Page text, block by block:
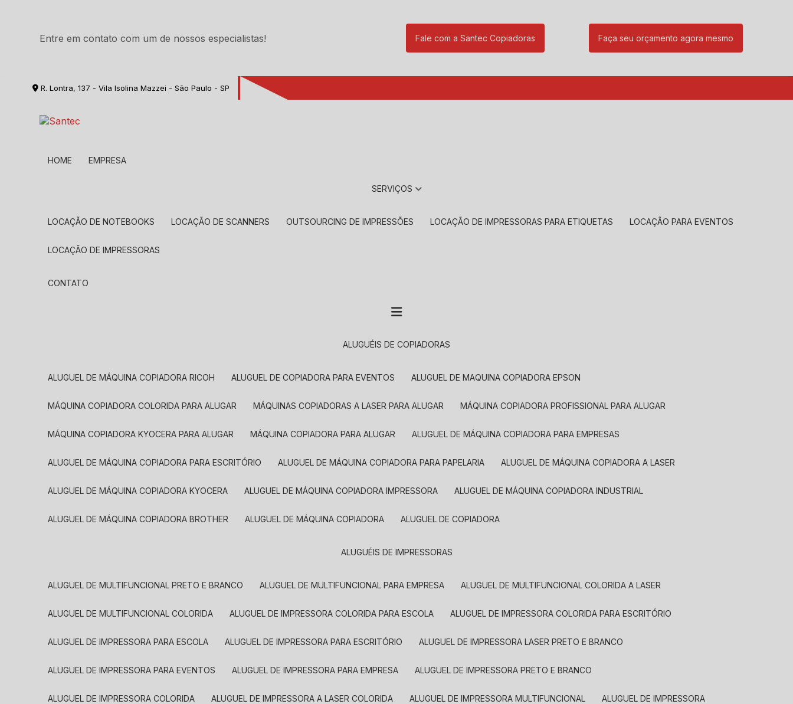
Entre em contato com um de nossos especialistas! Fale com a Santec Copiadoras Faça seu orçamento agora mesmo
R. Lontra, 137 - Vila Isolina Mazzei - São Paulo - SP
HOME EMPRESA
SERVIÇOS
LOCAÇÃO DE NOTEBOOKS LOCAÇÃO DE SCANNERS OUTSOURCING DE IMPRESSÕES LOCAÇÃO DE IMPRESSORAS PARA ETIQUETAS LOCAÇÃO PARA EVENTOS
LOCAÇÃO DE IMPRESSORAS
CONTATO
ALUGUÉIS DE COPIADORAS
ALUGUEL DE MÁQUINA COPIADORA RICOH ALUGUEL DE COPIADORA PARA EVENTOS ALUGUEL DE MAQUINA COPIADORA EPSON
MÁQUINA COPIADORA COLORIDA PARA ALUGAR MÁQUINAS COPIADORAS A LASER PARA ALUGAR MÁQUINA COPIADORA PROFISSIONAL PARA ALUGAR
MÁQUINA COPIADORA KYOCERA PARA ALUGAR MÁQUINA COPIADORA PARA ALUGAR ALUGUEL DE MÁQUINA COPIADORA PARA EMPRESAS
ALUGUEL DE MÁQUINA COPIADORA PARA ESCRITÓRIO ALUGUEL DE MÁQUINA COPIADORA PARA PAPELARIA ALUGUEL DE MÁQUINA COPIADORA A LASER
ALUGUEL DE MÁQUINA COPIADORA KYOCERA ALUGUEL DE MÁQUINA COPIADORA IMPRESSORA ALUGUEL DE MÁQUINA COPIADORA INDUSTRIAL
ALUGUEL DE MÁQUINA COPIADORA BROTHER ALUGUEL DE MÁQUINA COPIADORA ALUGUEL DE COPIADORA
ALUGUÉIS DE IMPRESSORAS
ALUGUEL DE MULTIFUNCIONAL PRETO E BRANCO ALUGUEL DE MULTIFUNCIONAL PARA EMPRESA ALUGUEL DE MULTIFUNCIONAL COLORIDA A LASER
ALUGUEL DE MULTIFUNCIONAL COLORIDA ALUGUEL DE IMPRESSORA COLORIDA PARA ESCOLA ALUGUEL DE IMPRESSORA COLORIDA PARA ESCRITÓRIO
ALUGUEL DE IMPRESSORA PARA ESCOLA ALUGUEL DE IMPRESSORA PARA ESCRITÓRIO ALUGUEL DE IMPRESSORA LASER PRETO E BRANCO
ALUGUEL DE IMPRESSORA PARA EVENTOS ALUGUEL DE IMPRESSORA PARA EMPRESA ALUGUEL DE IMPRESSORA PRETO E BRANCO
ALUGUEL DE IMPRESSORA COLORIDA ALUGUEL DE IMPRESSORA A LASER COLORIDA ALUGUEL DE IMPRESSORA MULTIFUNCIONAL ALUGUEL DE IMPRESSORA